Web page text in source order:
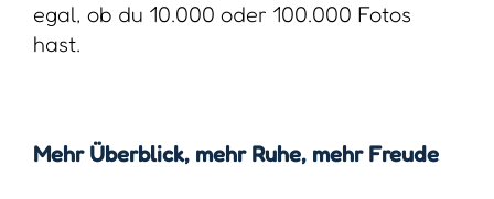
egal, ob du 10.000 oder 100.000 Fotos
hast.
Mehr Überblick, mehr Ruhe, mehr Freude